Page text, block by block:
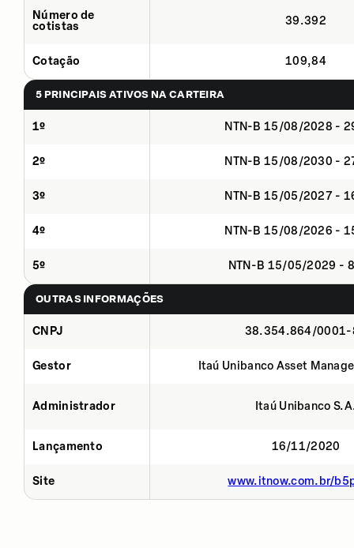
Número de
cotistas
39.392
Cotação 109,84
5 PRINCIPAIS ATIVOS NA CARTEIRA
1º NTN-B 15/08/2028 -
2º NTN-B 15/08/2030 -
3º NTN-B 15/05/2027 -
4º NTN-B 15/08/2026 -
5º NTN-B 15/05/2029 -
OUTRAS INFORMAÇÕES
CNPJ 38.354.864/0001-
Gestor Itaú Unibanco Asset
Administrador Itaú Unibanco
Lançamento 16/11/2020
Site www.itnow.com.br/